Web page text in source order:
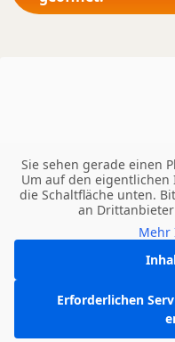
Sie sehen gerade einen
Um auf den
die Schaltfläche unten.
an
Mehr
Erforderlichen